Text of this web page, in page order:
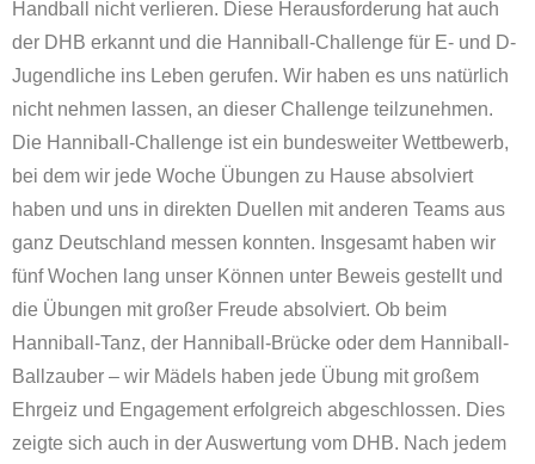
Handball nicht verlieren. Diese Herausforderung hat auch
der DHB erkannt und die Hanniball-Challenge für E- und D-
Jugendliche ins Leben gerufen. Wir haben es uns natürlich
nicht nehmen lassen, an dieser Challenge teilzunehmen.
Die Hanniball-Challenge ist ein bundesweiter Wettbewerb,
bei dem wir jede Woche Übungen zu Hause absolviert
haben und uns in direkten Duellen mit anderen Teams aus
ganz Deutschland messen konnten. Insgesamt haben wir
fünf Wochen lang unser Können unter Beweis gestellt und
die Übungen mit großer Freude absolviert. Ob beim
Hanniball-Tanz, der Hanniball-Brücke oder dem Hanniball-
Ballzauber – wir Mädels haben jede Übung mit großem
Ehrgeiz und Engagement erfolgreich abgeschlossen. Dies
zeigte sich auch in der Auswertung vom DHB. Nach jedem